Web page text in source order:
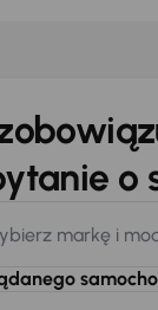
o
markę i